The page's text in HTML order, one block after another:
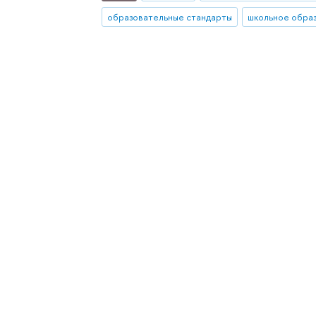
образовательные стандарты
школьное